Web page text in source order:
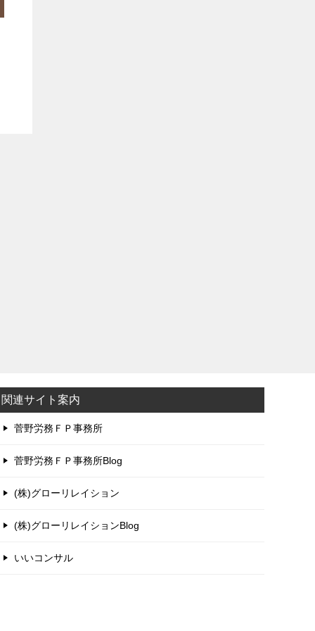
関連サイト案内
菅野労務ＦＰ事務所
菅野労務ＦＰ事務所Blog
(株)グローリレイション
(株)グローリレイションBlog
いいコンサル